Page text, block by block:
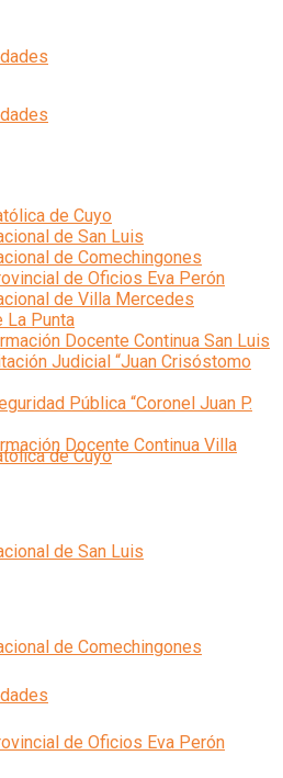
de Cuyo
de San Luis
de Comechingones
de Oficios Eva Perón
de Cuyo
de San Luis
de Comechingones
de Oficios Eva Perón
de Villa Mercedes
La Punta
Docente Continua San Luis
Judicial “Juan Crisóstomo
Pública “Coronel Juan P.
Docente Continua Villa